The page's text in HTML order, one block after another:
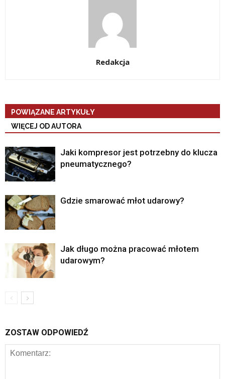
Redakcja
POWIĄZANE ARTYKUŁY
WIĘCEJ OD AUTORA
Jaki kompresor jest potrzebny do klucza
pneumatycznego?
Gdzie smarować młot udarowy?
Jak długo można pracować młotem
udarowym?
ZOSTAW ODPOWIEDŹ